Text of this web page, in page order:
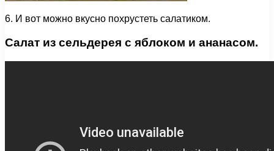
6. И вот можно вкусно похрустеть салатиком.
Салат из сельдерея с яблоком и ананасом.